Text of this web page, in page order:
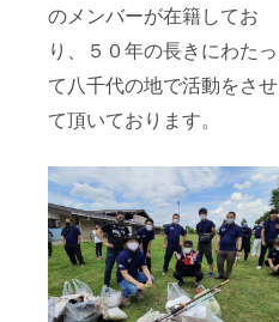
のメンバーが在籍してお
り、５０年の長きにわたっ
て八千代の地で活動をさせ
て頂いております。